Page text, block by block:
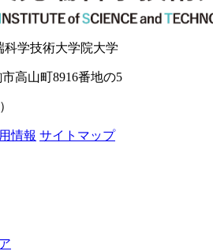
学技術大学院大学
高山町8916番地の5
情報 サイトマップ